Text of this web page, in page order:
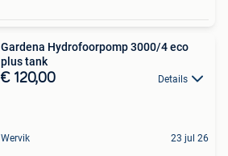
Gardena Hydrofoorpomp 3000/4 eco
plus tank
€ 120,00 Details
Wervik 23 jul 26